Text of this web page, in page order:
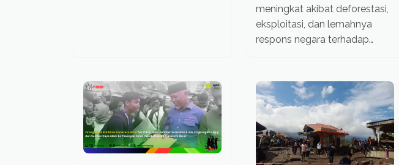
meningkat akibat deforestasi,
eksploitasi, dan lemahnya
respons negara terhadap
masyarakat.